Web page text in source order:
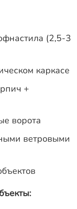
(2,5-3
каркасе
+
ворота
ветровыми